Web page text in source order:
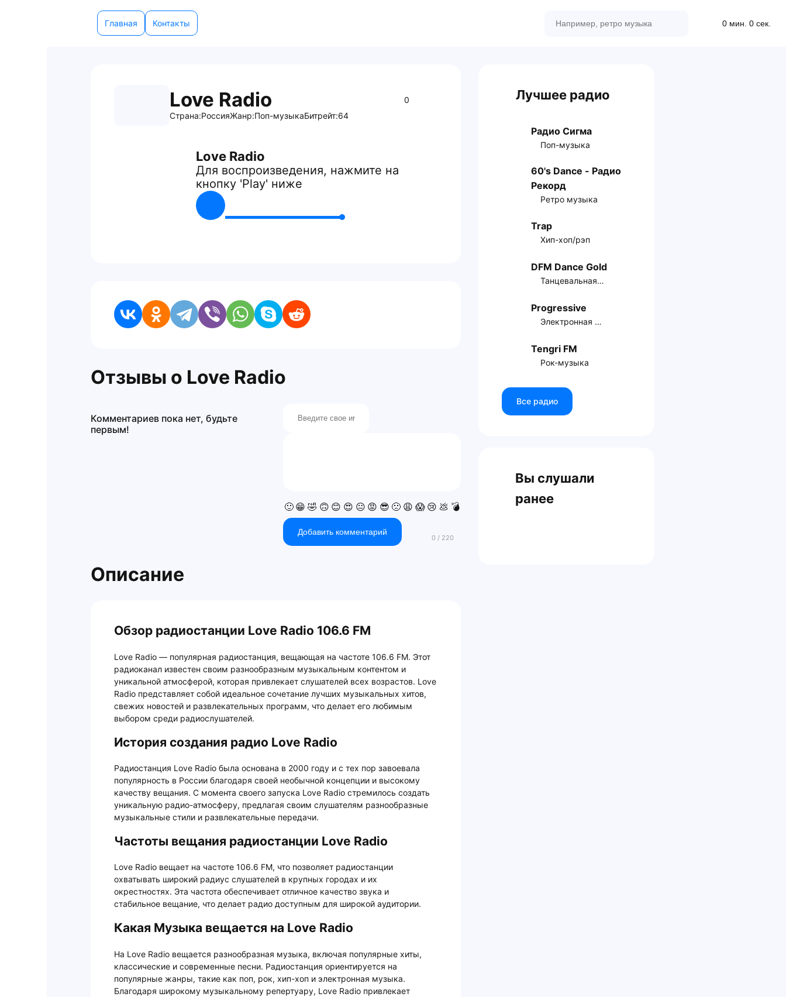
Главная Контакты 0 мин. 0 сек.
Love Radio
0
Страна:РоссияЖанр:Поп-музыкаБитрейт:64
Love Radio
Для воспроизведения, нажмите на
кнопку 'Play' ниже
Отзывы о Love Radio
🙂 😁 🤣 🙃 😊 😍 😐 😡 😎 🙁 😩 😱 😢 💩 💣
Добавить комментарий
Комментариев пока нет, будьте
первым!
Описание
Обзор радиостанции Love Radio 106.6 FM
Love Radio — популярная радиостанция, вещающая на частоте 106.6 FM. Этот
радиоканал известен своим разнообразным музыкальным контентом и
уникальной атмосферой, которая привлекает слушателей всех возрастов. Love
Radio представляет собой идеальное сочетание лучших музыкальных хитов,
свежих новостей и развлекательных программ, что делает его любимым
выбором среди радиослушателей.
История создания радио Love Radio
Радиостанция Love Radio была основана в 2000 году и с тех пор завоевала
популярность в России благодаря своей необычной концепции и высокому
качеству вещания. С момента своего запуска Love Radio стремилось создать
уникальную радио-атмосферу, предлагая своим слушателям разнообразные
музыкальные стили и развлекательные передачи.
Частоты вещания радиостанции Love Radio
Love Radio вещает на частоте 106.6 FM, что позволяет радиостанции
охватывать широкий радиус слушателей в крупных городах и их
окрестностях. Эта частота обеспечивает отличное качество звука и
стабильное вещание, что делает радио доступным для широкой аудитории.
Какая Музыка вещается на Love Radio
На Love Radio вещается разнообразная музыка, включая популярные хиты,
классические и современные песни. Радиостанция ориентируется на
популярные жанры, такие как поп, рок, хип-хоп и электронная музыка.
Благодаря широкому музыкальному репертуару, Love Radio привлекает
Лучшее радио
Радио Сигма
Поп-музыка
60's Dance - Радио
Рекорд
Ретро музыка
Trap
Хип-хоп/рэп
DFM Dance Gold
Танцевальная музыка
Progressive
Электронная музыка
Tengri FM
Рок-музыка
Все радио
Вы слушали
ранее